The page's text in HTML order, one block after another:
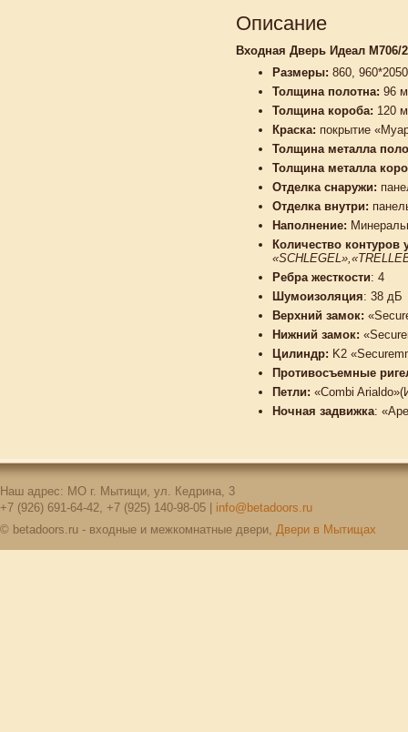
Описание
Входная Дверь Идеал
Размеры: 860,
Толщина полотна: 96
Толщина короба: 120
Краска: покрытие
Толщина металла
Толщина металла
Отделка снаружи:
Отделка внутри:
Наполнение:
Количество контуров
Ребра жесткости: 4
Шумоизоляция: 38 дБ
Верхний замок:
Нижний замок:
Цилиндр: K2
Противосъемные
Петли: «Combi
Ночная задвижка:
Наш адрес: МО г. Мытищи, ул. Кедрина, 3
+7 (926) 691-64-42, +7 (925) 140-98-05 | info@betadoors.ru
© betadoors.ru - входные и межкомнатные двери, Двери в Мытищах